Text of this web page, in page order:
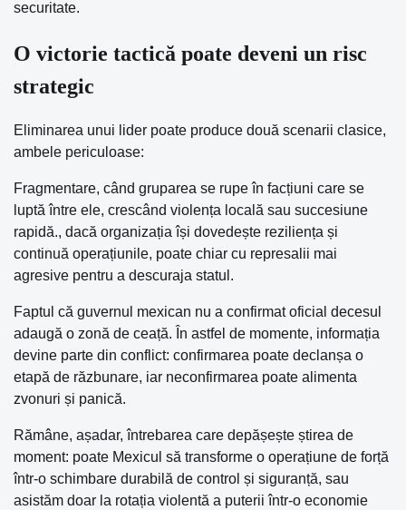
securitate.
O victorie tactică poate deveni un risc
strategic
Eliminarea unui lider poate produce două scenarii clasice,
ambele periculoase:
Fragmentare, când gruparea se rupe în facțiuni care se
luptă între ele, crescând violența locală sau succesiune
rapidă., dacă organizația își dovedește reziliența și
continuă operațiunile, poate chiar cu represalii mai
agresive pentru a descuraja statul.
Faptul că guvernul mexican nu a confirmat oficial decesul
adaugă o zonă de ceață. În astfel de momente, informația
devine parte din conflict: confirmarea poate declanșa o
etapă de răzbunare, iar neconfirmarea poate alimenta
zvonuri și panică.
Rămâne, așadar, întrebarea care depășește știrea de
moment: poate Mexicul să transforme o operațiune de forță
într-o schimbare durabilă de control și siguranță, sau
asistăm doar la rotația violentă a puterii într-o economie